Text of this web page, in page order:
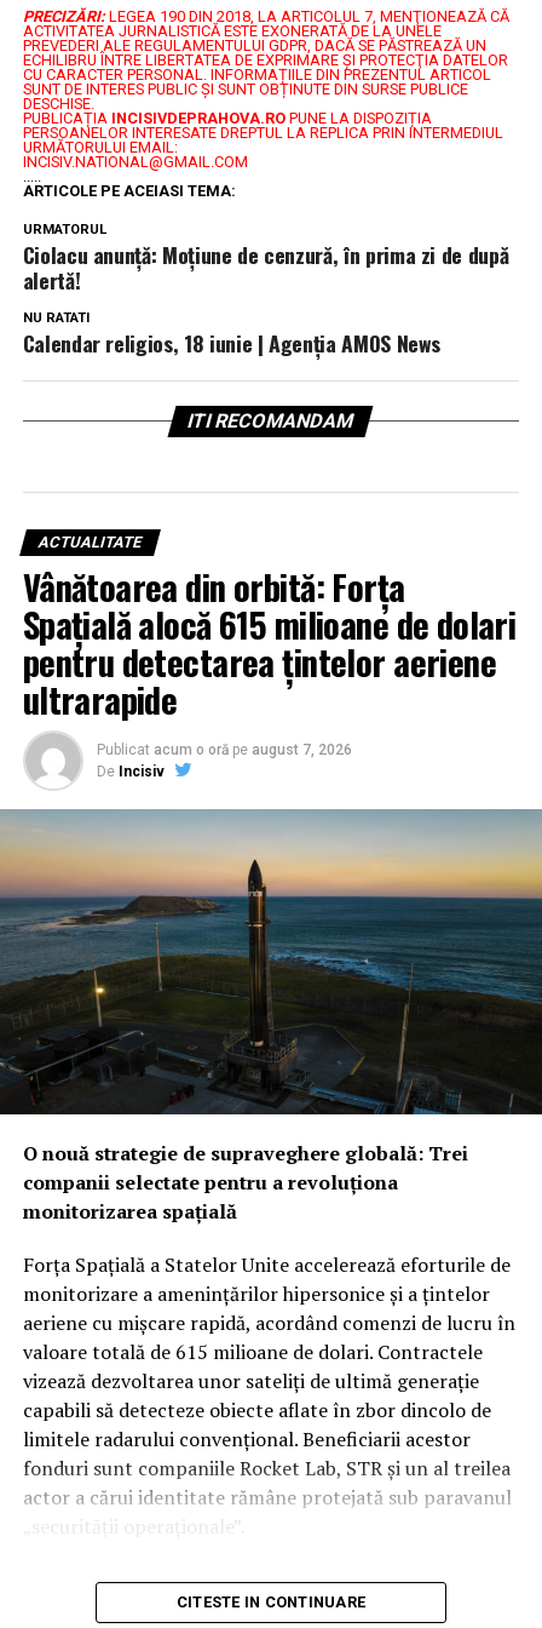
PRECIZĂRI: LEGEA 190 DIN 2018, LA ARTICOLUL 7, MENŢIONEAZĂ CĂ
ACTIVITATEA JURNALISTICĂ ESTE EXONERATĂ DE LA UNELE
PREVEDERI ALE REGULAMENTULUI GDPR, DACĂ SE PĂSTREAZĂ UN
ECHILIBRU ÎNTRE LIBERTATEA DE EXPRIMARE ŞI PROTECŢIA DATELOR
CU CARACTER PERSONAL.
INFORMAȚIILE DIN PREZENTUL ARTICOL
SUNT DE INTERES PUBLIC ȘI SUNT OBȚINUTE DIN SURSE PUBLICE
DESCHISE.
PUBLICAȚIA INCISIVDEPRAHOVA.ROPUNE LA DISPOZIȚIA
PERSOANELOR INTERESATE DREPTUL LA REPLICA PRIN INTERMEDIUL
URMĂTORULUI EMAIL:
INCISIV.NATIONAL@GMAIL.COM
ARTICOLE PE ACEIASI TEMA:
URMATORUL
Ciolacu anunță: Moțiune de cenzură, în prima zi de după
alertă!
NU RATATI
Calendar religios, 18 iunie | Agenţia AMOS News
ITI RECOMANDAM
ACTUALITATE
Vânătoarea din orbită: Forța
Spațială alocă 615 milioane de dolari
pentru detectarea țintelor aeriene
ultrarapide
Publicat acum o oră pe august 7, 2026
De Incisiv
O nouă strategie de supraveghere globală: Trei
companii selectate pentru a revoluționa
monitorizarea spațială
Forța Spațială a Statelor Unite accelerează eforturile de
monitorizare a amenințărilor hipersonice și a țintelor
aeriene cu mișcare rapidă, acordând comenzi de lucru în
valoare totală de 615 milioane de dolari. Contractele
vizează dezvoltarea unor sateliți de ultimă generație
capabili să detecteze obiecte aflate în zbor dincolo de
limitele radarului convențional. Beneficiarii acestor
fonduri sunt companiile Rocket Lab, STR și un al treilea
actor a cărui identitate rămâne protejată sub paravanul
„securității operaționale”.
Această rundă de finanțare reprezintă o etapă esențială
în programul SB-AMTI (Space-Based Airborne Moving
CITESTE IN CONTINUARE